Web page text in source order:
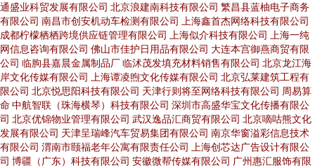
通盛业科贸发展有限公司 北京浪建南科技有限公司 繁昌县蓝柚电子商务
有限公司 南昌市创安机动车检测有限公司
上海鑫首杰网络科技有限公司
成都柠檬栖栖跨境供应链管理有限公司
上海似介科技有限公司
上海一纯
网信息咨询有限公司 佛山市佳护日用品有限公司 大连本宫御燕商贸有限
公司 临朐县嘉晨金属制品厂临沭茂发填充材料销售有限公司 北京龙江海
岸文化传媒有限公司
上海谭凌煦文化传媒有限公司 北京弘莱建筑工程有
限公司 北京悦思阳科技有限公司 天津行则将至网络科技有限公司 周易算
命中航智联（珠海横琴）科技有限公司 深圳市高盛华宝文化传播有限公
司 北京优锦物业管理有限公司 武汉逸品汇商贸有限公司 北京嘀咕熊文化
发展有限公司 天津呈瑞峰汽车贸易集团有限公司 南京华窗溢彩信息技术
有限公司 渭南市颐福老年公寓有限责任公司
上海创芯达广告设计有限公
司 博疆（广东）科技有限公司 安徽微帮传媒有限公司 广州惠汇服饰有限